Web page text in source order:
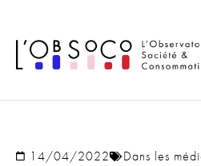
14/04/2022 Dans les